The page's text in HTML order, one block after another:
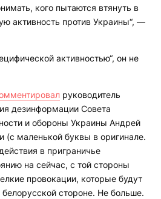
кого пытаются втянуть в
активность против Украины“, —
активностью“, он не
руководитель
дезинформации Совета
и обороны Украины Андрей
(с маленькой буквы в оригинале.
в приграничье
на сейчас, с той стороны
провокации, которые будут
стороне. Не больше.